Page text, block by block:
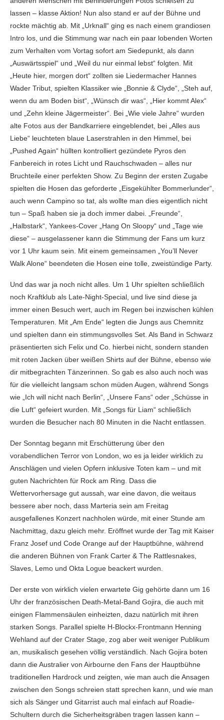
lassen – klasse Aktion! Nun also stand er auf der Bühne und
rockte mächtig ab. Mit „Urknall“ ging es nach einem grandiosen
Intro los, und die Stimmung war nach ein paar lobenden Worten
zum Verhalten vom Vortag sofort am Siedepunkt, als dann
„Auswärtsspiel“ und „Weil du nur einmal lebst“ folgten. Mit
„Heute hier, morgen dort“ zollten sie Liedermacher Hannes
Wader Tribut, spielten Klassiker wie „Bonnie & Clyde“, „Steh auf,
wenn du am Boden bist“, „Wünsch dir was“, „Hier kommt Alex“
und „Zehn kleine Jägermeister“. Bei „Wie viele Jahre“ wurden
alte Fotos aus der Bandkarriere eingeblendet, bei „Alles aus
Liebe“ leuchteten blaue Laserstrahlen in den Himmel, bei
„Pushed Again“ hüllten kontrolliert gezündete Pyros den
Fanbereich in rotes Licht und Rauchschwaden – alles nur
Bruchteile einer perfekten Show. Zu Beginn der ersten Zugabe
spielten die Hosen das geforderte „Eisgekühlter Bommerlunder“,
auch wenn Campino so tat, als wollte man dies eigentlich nicht
tun – Spaß haben sie ja doch immer dabei. „Freunde“,
„Halbstark“, Yankees-Cover „Hang On Sloopy“ und „Tage wie
diese“ – ausgelassener kann die Stimmung der Fans um kurz
vor 1 Uhr kaum sein. Mit einem gemeinsamen „You’ll Never
Walk Alone“ beendeten die Hosen eine tolle, zweistündige Party.
Und das war ja noch nicht alles. Um 1 Uhr spielten schließlich
noch Kraftklub als Late-Night-Special, und live sind diese ja
immer einen Besuch wert, auch im Regen bei inzwischen kühlen
Temperaturen. Mit „Am Ende“ legten die Jungs aus Chemnitz
und spielten dann ein stimmungsvolles Set. Als Band in Schwarz
präsentierten sich Felix und Co. hierbei nicht, sondern standen
mit roten Jacken über weißen Shirts auf der Bühne, ebenso wie
dir mitbegrachten Tänzerinnen. So gab es also auch noch was
für die vielleicht langsam schon müden Augen, während Songs
wie „Ich will nicht nach Berlin“, „Unsere Fans“ oder „Schüsse in
die Luft“ gefeiert wurden. Mit „Songs für Liam“ schließlich
wurden die Besucher nach 80 Minuten in die Nacht entlassen.
Der Sonntag begann mit Erschütterung über den
vorabendlichen Terror von London, wo es ja leider wirklich zu
Anschlägen und vielen Opfern inklusive Toten kam – und mit
guten Nachrichten für Rock am Ring. Dass die
Wettervorhersage gut aussah, war eine davon, die weitaus
bessere aber noch, dass Marteria sein am Freitag
ausgefallenes Konzert nachholen würde, mit einer Stunde am
Nachmittag, dazu gleich mehr. Eröffnet wurde der Tag mit Kaiser
Franz Josef und Code Orange auf der Hauptbühne, während
die anderen Bühnen von Frank Carter & The Rattlesnakes,
Slaves, Lemo und Okta Logue beackert wurden.
Der erste von wirklich vielen erwartete Gig gehörte dann um 16
Uhr der französischen Death-Metal-Band Gojira, die auch mit
einigen Flammensäulen einheizten, dazu natürlich mit ihren
starken Songs. Parallel spielte H-Blockx-Frontmann Henning
Wehland auf der Crater Stage, zog aber weit weniger Publikum
an, musikalisch gesehen völlig verständlich. Nach Gojira boten
dann die Australier von Airbourne den Fans der Hauptbühne
traditionellen Hardrock und zeigten, wie man auch die Ansagen
zwischen den Songs schreien statt sprechen kann, und wie man
sich als Sänger und Gitarrist auch mal einfach auf Roadie-
Schultern durch die Sicherheitsgräben tragen lassen kann –